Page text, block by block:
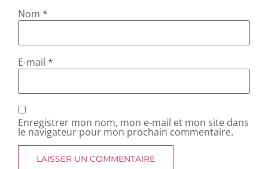
Nom *
E-mail *
Enregistrer mon nom, mon e-mail et mon site dans
le navigateur pour mon prochain commentaire.